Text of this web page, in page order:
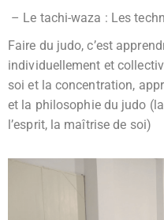
– Le tachi-waza : Les
Faire du judo, c’est
individuellement et
soi et la concentration,
et la philosophie du judo
l’esprit, la maîtrise de soi)